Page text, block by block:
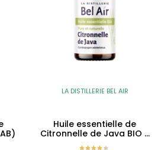
LA DISTILLERIE BEL AIR
Huile essentielle de
Citronnelle de Java BIO -
10ml